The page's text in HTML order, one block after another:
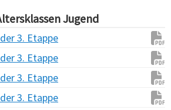
Jugend
3. Etappe
3. Etappe
3. Etappe
3. Etappe